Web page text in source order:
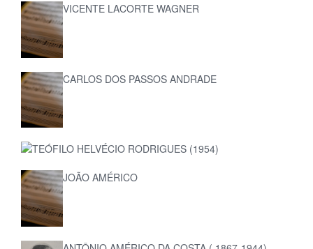
VICENTE LACORTE WAGNER
CARLOS DOS PASSOS ANDRADE
TEÓFILO HELVÉCIO RODRIGUES (1954)
JOÃO AMÉRICO